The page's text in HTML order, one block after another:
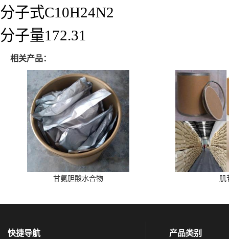
分子式C10H24N2
分子量172.31
相关产品：
甘氨胆酸水合物 肌
快捷导航 产品类别